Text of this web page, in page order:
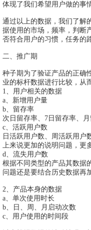
体现了我们希望用户做的事
通过以上的数据，我们了解
据使用的市场，频率，判断
否符合用户的习惯，任务的
二、推广期
种子期为了验证产品的正确
业的标杆数据进行比较，从
1、用户相关的数据
a、新增用户量
b、留存率
次日留存率、7日留存率、
c、活跃用户数
日活跃用户数、周活跃用户
上来说更加的说明问题，更
d、流失用户数
根据不同类型的产品其数据
问题还是要结合历史数据再
2、产品本身的数据
a、单次使用时长
b、日、周、月启动次数
c、用户使用的时间段